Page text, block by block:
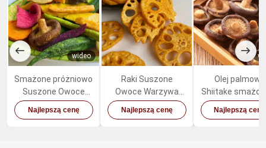
wideo
Smażone próżniowo
Suszone Owoce
Warzywa Mieszane
Zdrowe Organiczne
Najlepszą cenę
Raki Suszone
Owoce Warzywa
Pikantne Przekąski
Korzeń Lotosu
Najlepszą cenę
Olej palmowy
Shiitake
głębokim
grzyby
Najlepszą cenę